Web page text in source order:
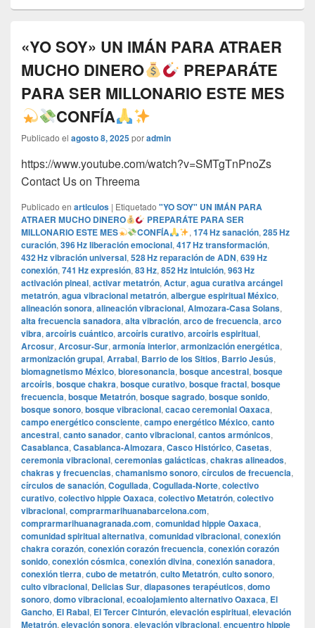
«YO SOY» UN IMÁN PARA ATRAER
MUCHO DINERO
PREPARÁTE
PARA SER MILLONARIO ESTE MES
CONFÍA
Publicado el agosto 8, 2025poradmin
https://www.youtube.com/watch?v=SMTgTnPnoZs
Contact Us on Threema
Publicado en articulos | Etiquetado "YO SOY" UN IMÁN PARA
ATRAER MUCHO DINERO
PREPARÁTE PARA SER
MILLONARIO ESTE MES
CONFÍA , 174 Hz sanación, 285 Hz
curación, 396 Hz liberación emocional, 417 Hz transformación,
432 Hz vibración universal, 528 Hz reparación de ADN, 639 Hz
conexión, 741 Hz expresión, 83 Hz, 852 Hz intuición, 963 Hz
activación pineal, activar metatrón, Actur, agua curativa arcángel
metatrón, agua vibracional metatrón, albergue espiritual México,
alineación sonora, alineación vibracional, Almozara-Casa Solans,
alta frecuencia sanadora, alta vibración, arco de frecuencia, arco
vibra, arcoíris cuántico, arcoíris curativo, arcoíris espiritual,
Arcosur, Arcosur-Sur, armonía interior, armonización energética,
armonización grupal, Arrabal, Barrio de los Sitios, Barrio Jesús,
biomagnetismo México, bioresonancia, bosque ancestral, bosque
arcoíris, bosque chakra, bosque curativo, bosque fractal, bosque
frecuencia, bosque Metatrón, bosque sagrado, bosque sonido,
bosque sonoro, bosque vibracional, cacao ceremonial Oaxaca,
campo energético consciente, campo energético México, canto
ancestral, canto sanador, canto vibracional, cantos armónicos,
Casablanca, Casablanca-Almozara, Casco Histórico, Casetas,
ceremonia vibracional, ceremonias galácticas, chakras alineados,
chakras y frecuencias, chamanismo sonoro, círculos de frecuencia,
círculos de sanación, Cogullada, Cogullada-Norte, colectivo
curativo, colectivo hippie Oaxaca, colectivo Metatrón, colectivo
vibracional, comprarmarihuanabarcelona.com,
comprarmarihuanagranada.com, comunidad hippie Oaxaca,
comunidad spiritual alternativa, comunidad vibracional, conexión
chakra corazón, conexión corazón frecuencia, conexión corazón
sonido, conexión cósmica, conexión divina, conexión sanadora,
conexión tierra, cubo de metatrón, culto Metatrón, culto sonoro,
culto vibracional, Delicias Sur, diapasones terapéuticos, domo
sonoro, domo vibracional, ecoalojamiento alternativo Oaxaca, El
Gancho, El Rabal, El Tercer Cinturón, elevación espiritual, elevación
Metatrón, elevación sonora, elevación vibracional, encuentro hippie